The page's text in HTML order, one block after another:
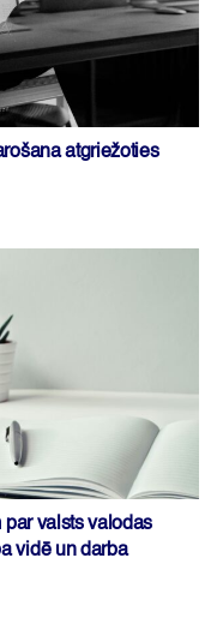
atgriežoties
par valsts valodas
vidē un darba